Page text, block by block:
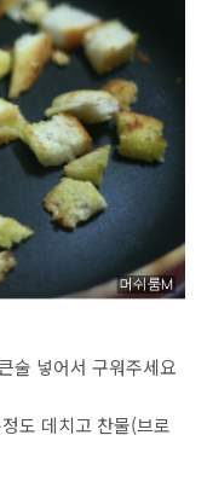
술 넣어서 구워주세요
도 데치고 찬물(브로